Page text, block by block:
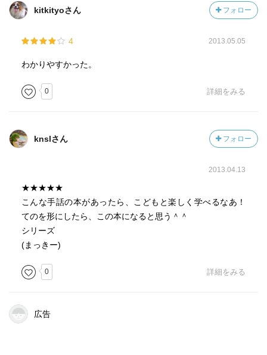
kitkityoさん フォロー
4 2013.05.05
わかりやすかった。
0 詳細をみる
knslさん フォロー
2013.04.13
★★★★★
こんな手話の本があったら、こどもと楽しく学べるなあ！
てのを形にしたら、この本になると思う＾＾
シリーズ
(まっきー)
0 詳細をみる
広告